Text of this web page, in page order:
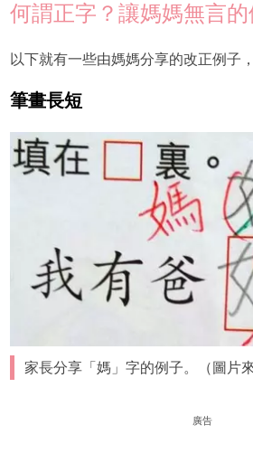
何謂正字？讓媽媽無言的
以下就有一些由媽媽分享的改正例子
筆畫長短
家長分享「媽」字的例子。（圖片
廣告